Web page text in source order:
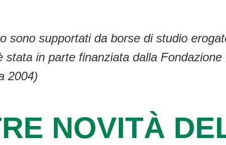
sono supportati da borse di studio
stata in parte finanziata dalla
2004)
NOVITÀ